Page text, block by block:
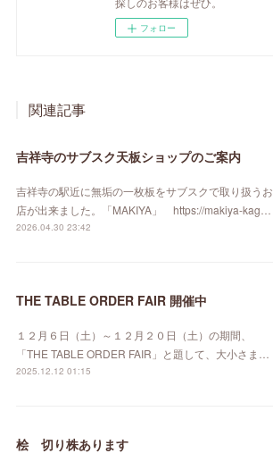
フォロー
関連記事
吉祥寺のサブスク天板ショップのご案内
吉祥寺の駅近に無垢の一枚板をサブスクで取り扱うお
店が出来ました。「MAKIYA」 https://makiya-kag…
2026.04.30 23:42
THE TABLE ORDER FAIR 開催中
１２月６日（土）～１２月２０日（土）の期間、
「THE TABLE ORDER FAIR」と題して、大小さま…
2025.12.12 01:15
桧 切り株あります